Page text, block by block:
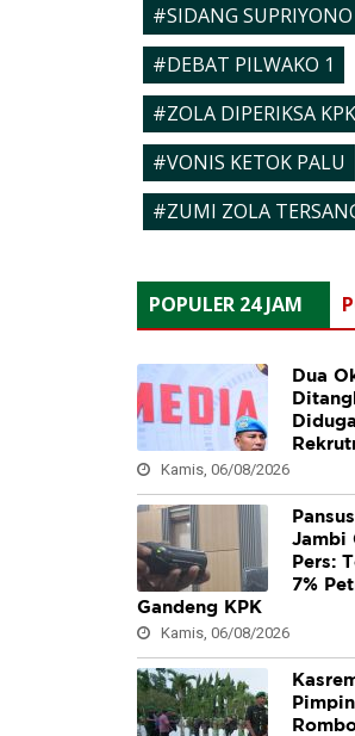
#SIDANG SUPRIYONO
#DEBAT PILWAKO 1
#ZOLA DIPERIKSA KPK
#VONIS KETOK PALU
#ZUMI ZOLA
POPULER 24 JAM
Dua
Kamis, 06/08/2026
Jambi
Pers:
7%
Gandeng KPK
Kamis, 06/08/2026